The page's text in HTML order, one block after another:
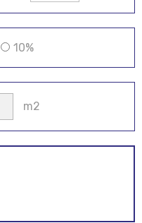
10%
m2